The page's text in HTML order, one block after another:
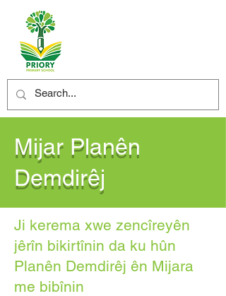
Mijar Planên
Demdirêj
Ji kerema xwe zencîreyên
jêrîn bikirtînin da ku hûn
Planên Demdirêj ên Mijara
me bibînin